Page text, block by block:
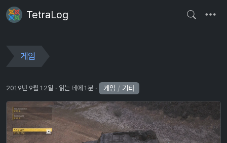
TetraLog
게임
2019년 9월 12일 읽는 데에 1분 게임 / 기타